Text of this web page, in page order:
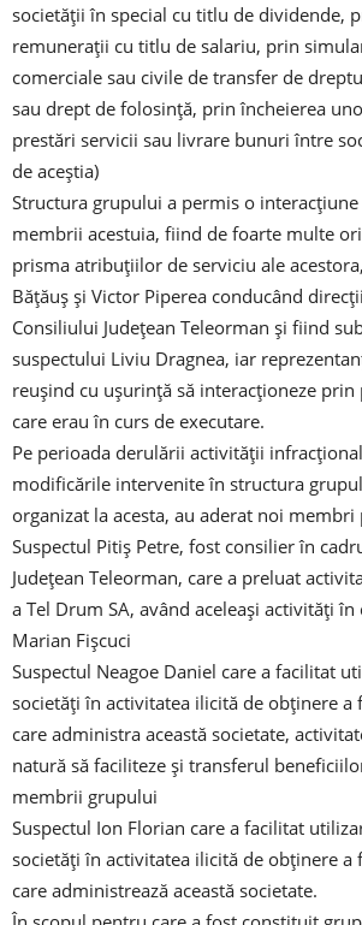
societății în special cu titlu de dividende,
remunerații cu titlu de salariu, prin
comerciale sau civile de transfer de
sau drept de folosință, prin încheierea
prestări servicii sau livrare bunuri între
de aceștia)
Structura grupului a permis o
membrii acestuia, fiind de foarte multe
prisma atribuțiilor de serviciu ale
Bățăuș și Victor Piperea conducând
Consiliului Județean Teleorman și fiind
suspectului Liviu Dragnea, iar
reușind cu ușurință să interacționeze
care erau în curs de executare.
Pe perioada derulării activității
modificările intervenite în structura
organizat la acesta, au aderat noi membri
Suspectul Pitiș Petre, fost consilier în
Județean Teleorman, care a preluat
a Tel Drum SA, având aceleași activități
Marian Fișcuci
Suspectul Neagoe Daniel care a facilitat
societăți în activitatea ilicită de obținere
care administra această societate,
natură să faciliteze și transferul
membrii grupului
Suspectul Ion Florian care a facilitat
societăți în activitatea ilicită de obținere
care administrează această societate.